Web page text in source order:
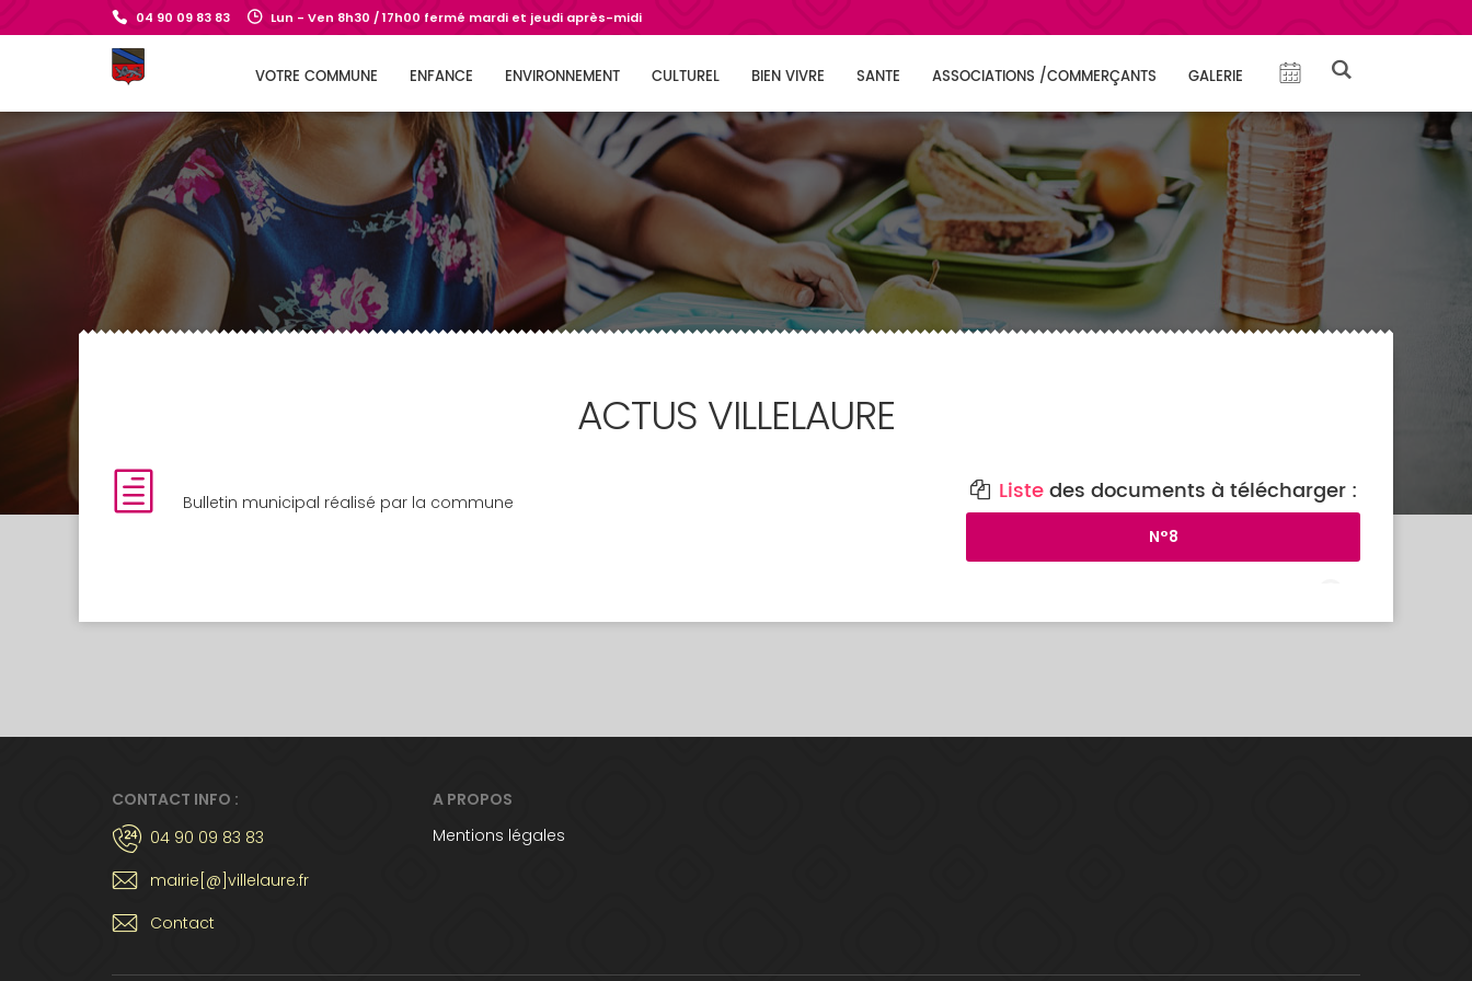
04 90 09 83 83 Lun - Ven 8h30 / 17h00 fermé mardi et jeudi après-midi
VOTRE COMMUNE ENFANCE ENVIRONNEMENT CULTUREL BIEN VIVRE SANTE ASSOCIATIONS /COMMERÇANTS GALERIE
ACTUS VILLELAURE
Bulletin municipal réalisé par la commune Listedes documents à télécharger :
N°8
CONTACT INFO :
04 90 09 83 83
mairie[@]villelaure.fr
Contact
A PROPOS
Mentions légales